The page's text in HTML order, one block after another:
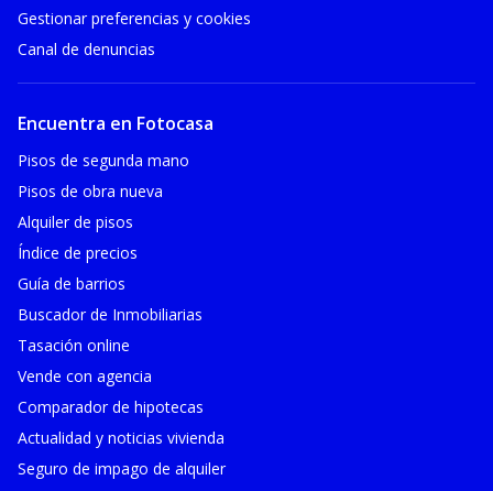
Gestionar preferencias y cookies
Canal de denuncias
Encuentra en Fotocasa
Pisos de segunda mano
Pisos de obra nueva
Alquiler de pisos
Índice de precios
Guía de barrios
Buscador de Inmobiliarias
Tasación online
Vende con agencia
Comparador de hipotecas
Actualidad y noticias vivienda
Seguro de impago de alquiler